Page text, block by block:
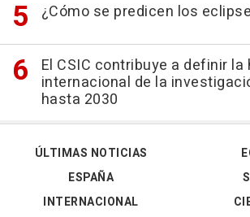
¿Cómo se predicen los
El CSIC contribuye a definir la
internacional de la
hasta 2030
ÚLTIMAS NOTICIAS
ESPAÑA
INTERNACIONAL